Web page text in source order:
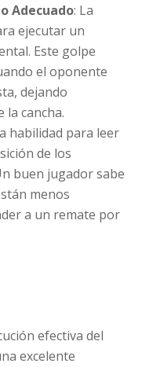
Adecuado: La
ejecutar un
Este golpe
el oponente
dejando
cancha.
habilidad para leer
de los
buen jugador sabe
menos
a un remate por
efectiva del
excelente